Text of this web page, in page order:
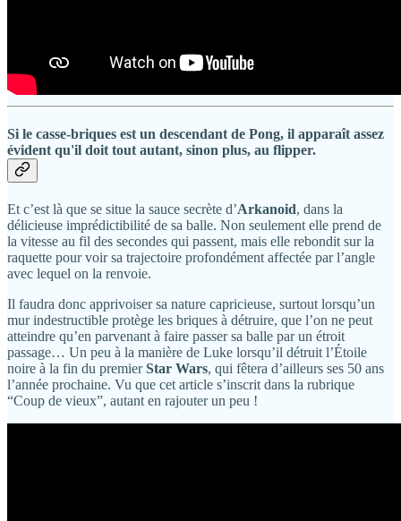
Si le casse-briques est un descendant de Pong, il apparaît assez
évident qu'il doit tout autant, sinon plus, au flipper.
Et c’est là que se situe la sauce secrète d’Arkanoid, dans la
délicieuse imprédictibilité de sa balle. Non seulement elle prend de
la vitesse au fil des secondes qui passent, mais elle rebondit sur la
raquette pour voir sa trajectoire profondément affectée par l’angle
avec lequel on la renvoie.
Il faudra donc apprivoiser sa nature capricieuse, surtout lorsqu’un
mur indestructible protège les briques à détruire, que l’on ne peut
atteindre qu’en parvenant à faire passer sa balle par un étroit
passage… Un peu à la manière de Luke lorsqu’il détruit l’Étoile
noire à la fin du premierStar Wars, qui fêtera d’ailleurs ses 50 ans
l’année prochaine. Vu que cet article s’inscrit dans la rubrique
“Coup de vieux”, autant en rajouter un peu !